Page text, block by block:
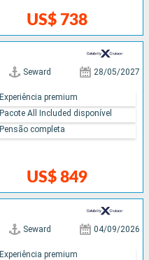
US$ 738
Seward 28/05/2027
US$ 849
Experiência premium
Pacote All Included disponível
Pensão completa
Seward 04/09/2026
Experiência premium